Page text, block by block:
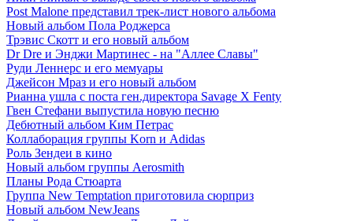
Post Malone представил трек-лист нового альбома
Новый альбом Пола Роджерса
Трэвис Скотт и его новый альбом
Dr Dre и Энджи Мартинес - на "Аллее Славы"
Руди Леннерс и его мемуары
Джейсон Мраз и его новый альбом
Рианна ушла с поста ген.директора Savage X Fenty
Гвен Стефани выпустила новую песню
Дебютный альбом Ким Петрас
Коллаборация группы Korn и Adidas
Роль Зендеи в кино
Новый альбом группы Aerosmith
Планы Рода Стюарта
Группа New Temptation приготовила сюрприз
Новый альбом NewJeans